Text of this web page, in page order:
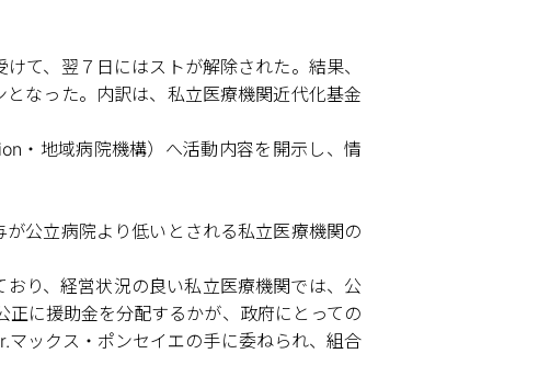
て、翌７日にはストが解除された。結果、
なった。内訳は、私立医療機関近代化基金
・地域病院機構）へ活動内容を開示し、情
公立病院より低いとされる私立医療機関の
り、経営状況の良い私立医療機関では、公
に援助金を分配するかが、政府にとっての
ックス・ポンセイエの手に委ねられ、組合